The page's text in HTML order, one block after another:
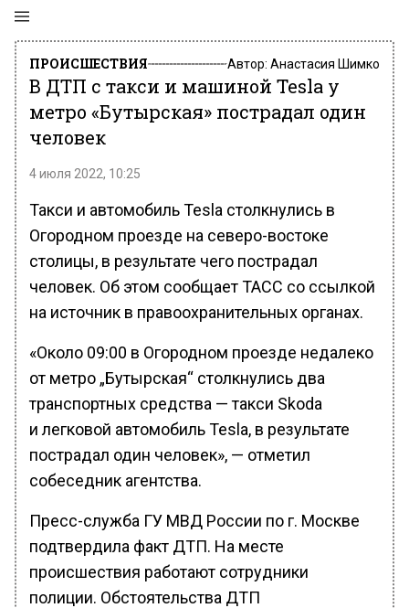
ПРОИСШЕСТВИЯ Автор: Анастасия Шимко
В ДТП с такси и машиной Tesla у
метро «Бутырская» пострадал один
человек
4 июля 2022, 10:25
Такси и автомобиль Tesla столкнулись в
Огородном проезде на северо-востоке
столицы, в результате чего пострадал
человек. Об этом сообщает ТАСС со ссылкой
на источник в правоохранительных органах.
«Около 09:00 в Огородном проезде недалеко
от метро „Бутырская“ столкнулись два
транспортных средства — такси Skoda
и легковой автомобиль Tesla, в результате
пострадал один человек», — отметил
собеседник агентства.
Пресс-служба ГУ МВД России по г. Москве
подтвердила факт ДТП. На месте
происшествия работают сотрудники
полиции. Обстоятельства ДТП